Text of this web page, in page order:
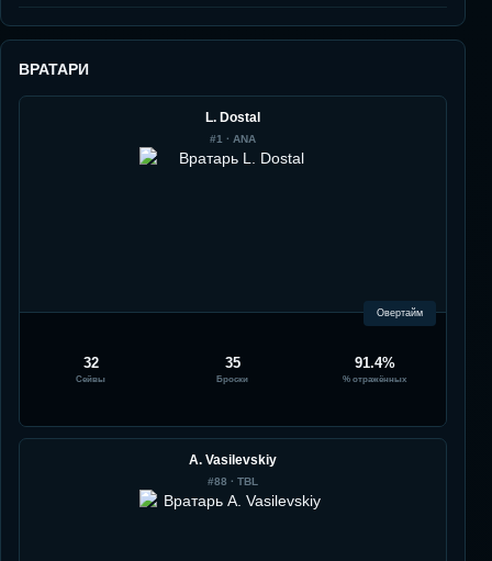
ВРАТАРИ
L. Dostal
#1 · ANA
Овертайм
32
Сейвы
35
Броски
91.4%
% отражённых
A. Vasilevskiy
#88 · TBL